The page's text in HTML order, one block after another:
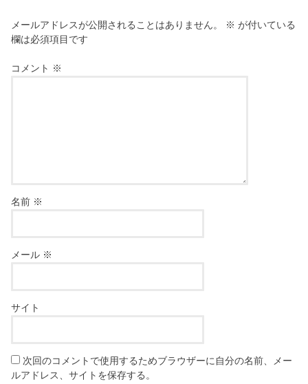
メールアドレスが公開されることはありません。 ※ が付いている
欄は必須項目です
コメント ※
名前 ※
メール ※
サイト
次回のコメントで使用するためブラウザーに自分の名前、メー
ルアドレス、サイトを保存する。